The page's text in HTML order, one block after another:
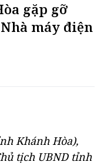
gặp gỡ
máy điện
Khánh Hòa),
tịch UBND tỉnh